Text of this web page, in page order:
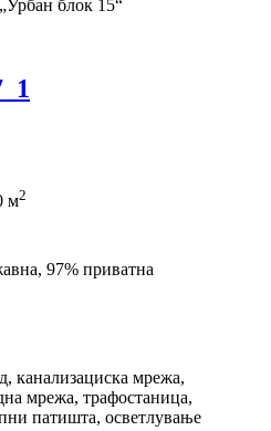
блок 15“
м2
97% приватна
канализациска мрежа,
мрежа, трафостаница,
патишта, осветлување